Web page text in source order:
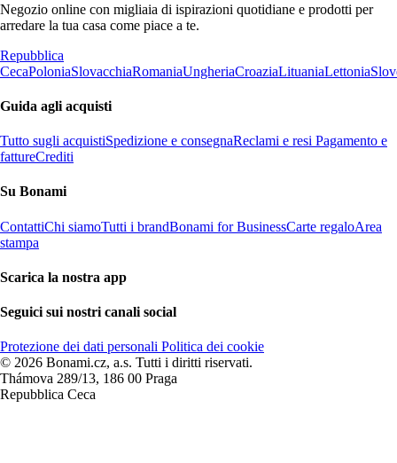
Negozio online con migliaia di ispirazioni quotidiane e prodotti per
arredare la tua casa come piace a te.
Repubblica
CecaPoloniaSlovacchiaRomaniaUngheriaCroaziaLituaniaLettonia
Guida agli acquisti
Tutto sugli acquistiSpedizione e consegnaReclami e resi Pagamento e
fattureCrediti
Su Bonami
ContattiChi siamoTutti i brandBonami for BusinessCarte regaloArea
stampa
Scarica la nostra app
Seguici sui nostri canali social
Protezione dei dati personali Politica dei cookie
© 2026 Bonami.cz, a.s. Tutti i diritti riservati.
Thámova 289/13, 186 00 Praga
Repubblica Ceca